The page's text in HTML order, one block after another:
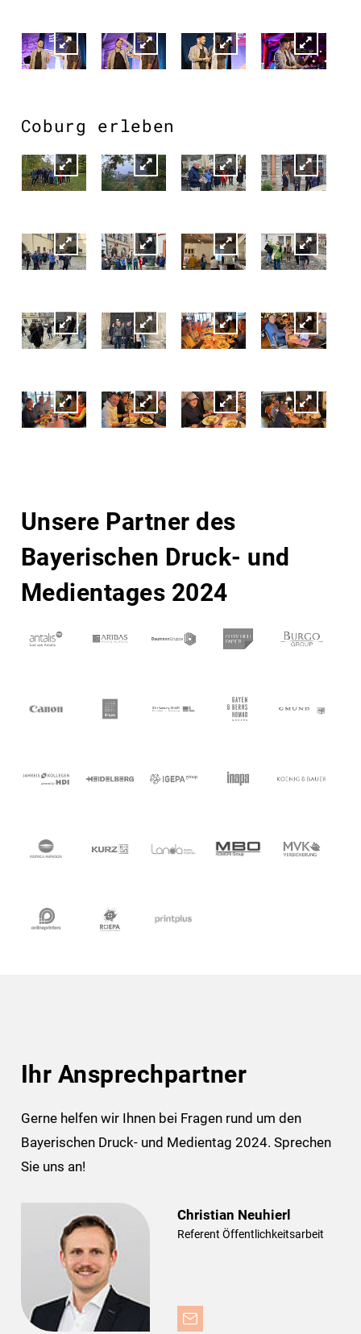
Coburg erleben
Unsere Partner des
Bayerischen Druck- und
Medientages 2024
Ihr Ansprechpartner
Gerne helfen wir Ihnen bei Fragen rund um den
Bayerischen Druck- und Medientag 2024. Sprechen
Sie uns an!
Christian Neuhierl
Referent Öffentlichkeitsarbeit